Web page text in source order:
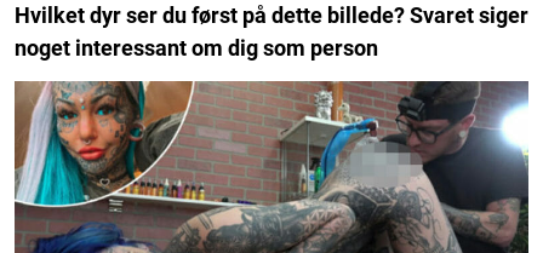
Hvilket dyr ser du først på dette billede? Svaret siger
noget interessant om dig som person